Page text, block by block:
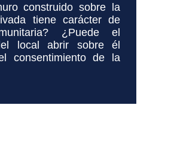
construido sobre la
tiene carácter de
¿Puede el
local abrir sobre él
consentimiento de la